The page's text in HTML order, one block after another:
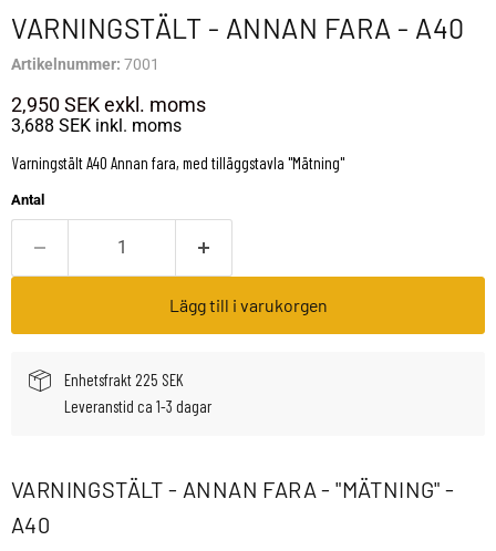
VARNINGSTÄLT - ANNAN FARA - A40
Artikelnummer: 7001
2,950 SEKexkl. moms
3,688 SEK inkl. moms
Varningstält A40 Annan fara, med tilläggstavla ''Mätning''
Antal
Lägg till i varukorgen
Enhetsfrakt 225 SEK
Leveranstid ca 1-3 dagar
VARNINGSTÄLT - ANNAN FARA - "MÄTNING" -
A40